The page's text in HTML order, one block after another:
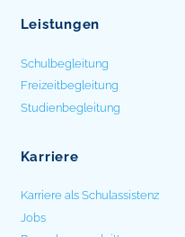
Leistungen
Schulbegleitung
Freizeitbegleitung
Studienbegleitung
Karriere
Karriere als Schulassistenz
Jobs